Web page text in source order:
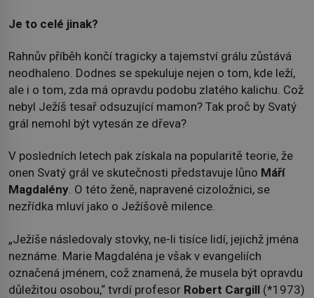
Je to celé jinak?
Rahnův příběh končí tragicky a tajemství grálu zůstává
neodhaleno. Dodnes se spekuluje nejen o tom, kde leží,
ale i o tom, zda má opravdu podobu zlatého kalichu. Což
nebyl Ježíš tesař odsuzující mamon? Tak proč by Svatý
grál nemohl být vytesán ze dřeva?
V posledních letech pak získala na popularitě teorie, že
onen Svatý grál ve skutečnosti představuje lůno Máří
Magdalény. O této ženě, napravené cizoložnici, se
nezřídka mluví jako o Ježíšově milence.
„Ježíše následovaly stovky, ne-li tisíce lidí, jejichž jména
neznáme. Marie Magdaléna je však v evangeliích
označená jménem, což znamená, že musela být opravdu
důležitou osobou,“ tvrdí profesor Robert Cargill (*1973)